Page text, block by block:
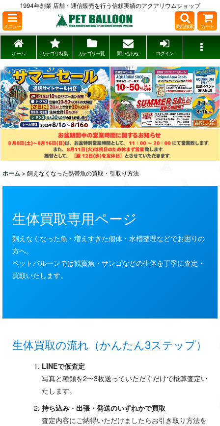
1994年創業 店舗・通信販売を行う信頼実績のアクアリウムショップ
メニュー 商品検索 カート
ホーム カテゴリ特集 カテゴリ一覧 問い合わせ ログイン
ホーム > 飼えなくなった熱帯魚の買取・引取り方法
生体買取専用ページ
飼えなくなった魚・増えすぎた個体・水槽整理などでお困りの
方へ。
ペットバルーンでは観賞魚・サンゴなどの生体を丁寧に査定・
買取いたします。
生体買取の流れ（かんたん3ステップ）
LINEで仮査定
写真と種類を2〜3枚送っていただくだけで概算査定い
たします。
持ち込み・出張・発送のいずれかで買取
査定内容にご納得いただけましたらお引き取り方法を